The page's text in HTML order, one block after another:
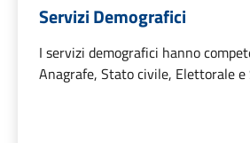
Servizi Demografici
I servizi demografici hanno
Anagrafe, Stato civile, Elettorale